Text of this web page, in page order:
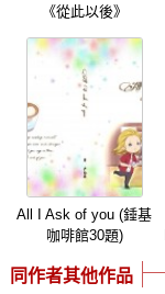
《從此以後》
All I Ask of you (錘基
咖啡館30題)
同作者其他作品